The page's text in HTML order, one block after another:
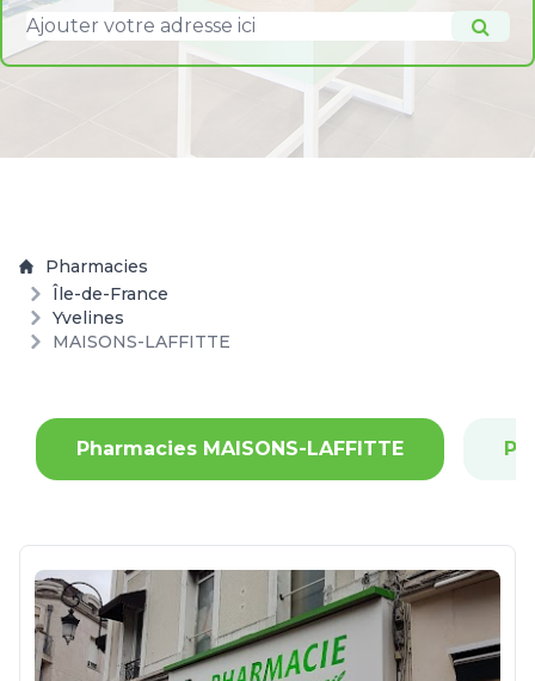
Pharmacies
Île-de-France
Yvelines
MAISONS-LAFFITTE
Pharmacies MAISONS-LAFFITTE